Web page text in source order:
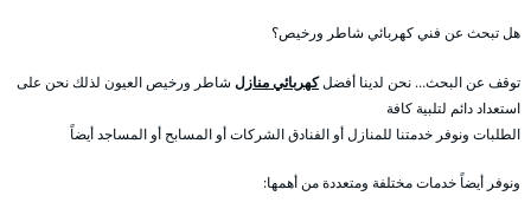
هل تبحث عن فني كهربائي شاطر ورخيص؟
توقف عن البحث… نحن لدينا أفضلكهربائي منازل شاطر ورخيص العيون لذلك نحن على
استعداد دائم لتلبية كافة
الطلبات ونوفر خدمتنا للمنازل أو الفنادق الشركات أو المسابح أو المساجد أيضاً
ونوفر أيضاً خدمات مختلفة ومتعددة من أهمها: